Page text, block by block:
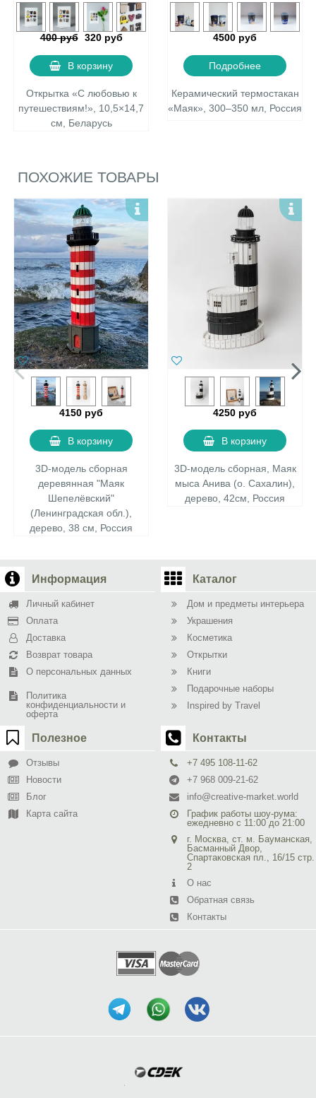
400 руб 320 руб
В корзину
Открытка «С любовью к
путешествиям!», 10,5×14,7
см, Беларусь
4500 руб
Подробнее
Керамический термостакан
«Маяк», 300–350 мл, Россия
ПОХОЖИЕ ТОВАРЫ
4150 руб
В корзину
3D-модель сборная
деревянная "Маяк
Шепелёвский"
(Ленинградская обл.),
дерево, 38 см, Россия
4250 руб
В корзину
3D-модель сборная, Маяк
мыса Анива (о. Сахалин),
дерево, 42см, Россия
Информация
Личный кабинет
Оплата
Доставка
Возврат товара
О персональных данных
Политика
конфиденциальности и
оферта
Каталог
Дом и предметы интерьера
Украшения
Косметика
Открытки
Книги
Подарочные наборы
Inspired by Travel
Полезное
Отзывы
Новости
Блог
Карта сайта
Контакты
+7 495 108-11-62
+7 968 009-21-62
info@creative-market.world
График работы шоу-рума:
ежедневно с 11:00 до 21:00
г. Москва, ст. м. Бауманская,
Басманный Двор,
Спартаковская пл., 16/15 стр.
2
О нас
Обратная связь
Контакты